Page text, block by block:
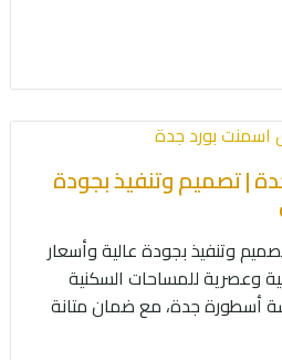
| تصميم وتنفيذ بجودة
وتنفيذ بجودة عالية وأسعار
وعصرية للمساحات السكنية
أسطورة جدة، مع ضمان متانة